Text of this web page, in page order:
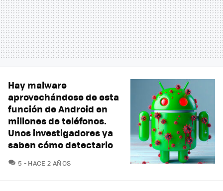
Hay malware
aprovechándose de esta
función de Android en
millones de teléfonos.
Unos investigadores ya
saben cómo detectarlo
5 COMENTARIOS
HACE 2 AÑOS